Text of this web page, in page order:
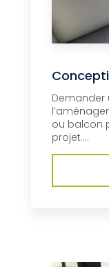
Demander
ou balcon
projet....